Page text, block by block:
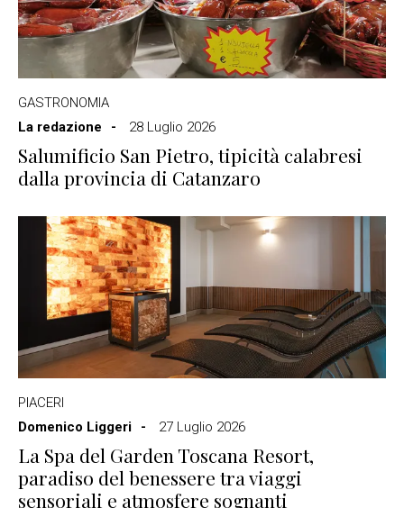
GASTRONOMIA
La redazione
28 Luglio 2026
Salumificio San Pietro, tipicità calabresi
dalla provincia di Catanzaro
PIACERI
Domenico Liggeri
27 Luglio 2026
La Spa del Garden Toscana Resort,
paradiso del benessere tra viaggi
sensoriali e atmosfere sognanti